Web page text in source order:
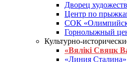
Дворец
Центр по
СОК
Горнолыжный
Культурно-
«Вялікі Свяцк
«Линия Сталина»